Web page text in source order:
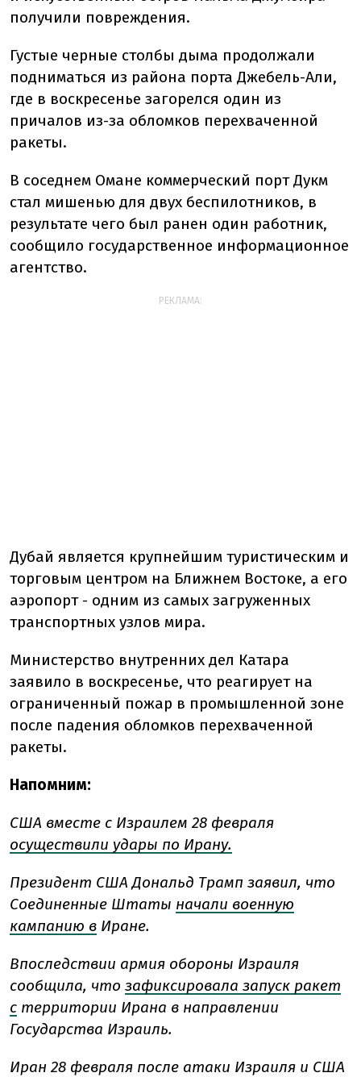
получили повреждения.
Густые черные столбы дыма продолжали
подниматься из района порта Джебель-Али,
где в воскресенье загорелся один из
причалов из-за обломков перехваченной
ракеты.
В соседнем Омане коммерческий порт Дукм
стал мишенью для двух беспилотников, в
результате чего был ранен один работник,
сообщило государственное информационное
агентство.
РЕКЛАМА:
Дубай является крупнейшим туристическим и
торговым центром на Ближнем Востоке, а его
аэропорт - одним из самых загруженных
транспортных узлов мира.
Министерство внутренних дел Катара
заявило в воскресенье, что реагирует на
ограниченный пожар в промышленной зоне
после падения обломков перехваченной
ракеты.
Напомним:
США вместе с Израилем 28 февраля
осуществили удары по Ирану.
Президент США Дональд Трамп заявил, что
Соединенные Штаты начали военную
кампанию в Иране.
Впоследствии армия обороны Израиля
сообщила, что зафиксировала запуск ракет
с территории Ирана в направлении
Государства Израиль.
Иран 28 февраля после атаки Израиля и США